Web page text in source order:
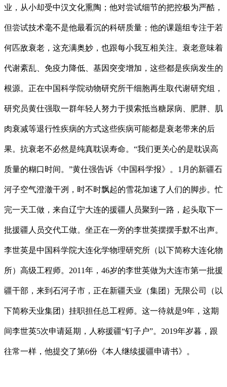
业，从小却受中汉文化熏陶；他对尝试细节的把控极为严酷，
但尝试技术毫不是他最看沉的科研质量；他的课题组专注于若
何匹敌衰老，这充满奥妙，也跟每小我互相关注。衰老意味着
代谢紊乱、免疫力降低、基因突变增加，这些都是疾病发生的
根源。正在中国科学院动物研究所干细胞再生取代谢研究组，
研究员黄仕强取一群年轻人努力于摸索抵当糖尿病、肥胖、肌
肉衰减等退行性疾病的方式这些疾病可能都是衰老带来的后
果。抗衰老不必然是纯真耽误寿命。“我们更关心的是耽误高
质量的糊口时间。”黄仕强告诉《中国科学报》。1月的新疆石
河子空气澄澈干冽，时不时飘起的雪花加速了人们的脚步。忙
完一天工做，来自辽宁大连的援疆人员聚到一路，起头取下一
批援疆人员交代工做。坐正在一旁的李世英摆摆手默不出声。
李世英是中国科学院大连化学物理研究所（以下简称大连化物
所）高级工程师。2011年，46岁的李世英做为大连市第一批援
疆干部，来到石河子市，正在新疆天业（集团）无限公司（以
下简称天业集团）挂职担任总工程师。这一待就是9年，这期
间李世英5次申请延期，人称援疆“钉子户”。2019年岁暮，跟
往常一样，他提交了第6份《本人继续援疆申请书》。